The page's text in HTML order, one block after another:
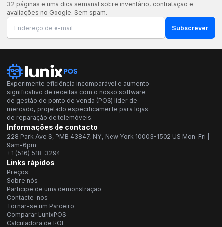
32 páginas e uma dica semanal sobre inventário, contratação e
avaliações no Google. Sem spam.
Subscrever
Experimente eficiência incomparável e aumento
significativo de receitas com o nosso software
de gestão de ponto de venda (POS) líder de
mercado, projetado especificamente para lojas
de reparação de telemóveis.
Informações de contacto
228 Park Ave S, PMB 43847, NY, New York 10003-1502 US Mon-Fri |
9am-6pm
+1 (516) 518-3294
Links rápidos
Preços
Sobre nós
Participe de uma demonstração
Contacte-nos
Tornar-se um Parceiro
Comparar LunixPOS
Calculadora de ROI